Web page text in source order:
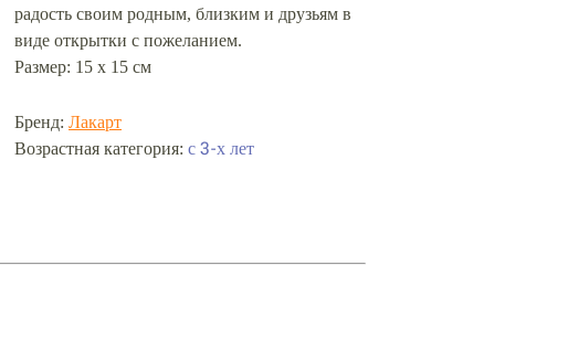
радость своим родным, близким и друзьям в
виде открытки с пожеланием.
Размер: 15 х 15 см
Бренд: Лакарт
Возрастная категория: с 3-х лет